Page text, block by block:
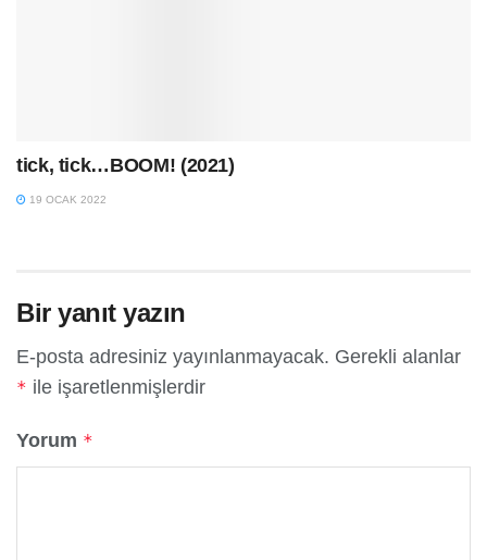
tick, tick…BOOM! (2021)
19 OCAK 2022
Bir yanıt yazın
E-posta adresiniz yayınlanmayacak. Gerekli alanlar
* ile işaretlenmişlerdir
Yorum *